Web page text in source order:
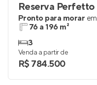
Reserva Perfetto
Pronto para morar em
76 a 196 m²
3
Venda a partir de
R$ 784.500